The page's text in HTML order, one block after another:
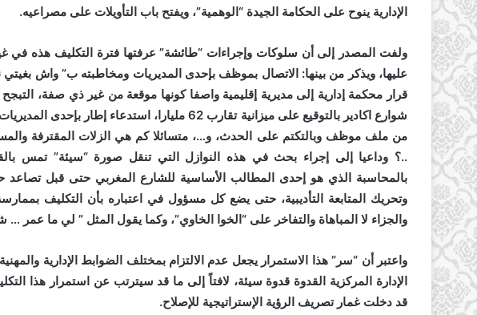
الإدارية ينوح على الحكامة الجيدة “الوهمية”، ويفتح باب التأويلات على مصراعيه.
ولفت المصدر إلى أن سلوكات وإجراءات “طائشة” عرفتها فترة التكليف هذه في
عليها، ويذكر من بينها: الاتصال بموظف بإحدى المديريات ومخاطبته ب” واش
قرار محكمة إدارية إلى مديرية إقليمية واصفا كونها موقعة من غير ذي صفة،
شوارع اكادير بالتوقيع على ميزانية تقارب 62 مليارا،
من ملف موظف وبالتكتم على الحدث، و…، متسائلا كم هي الزلات المقترفة
..؟ وداعيا إلى إجراء بحث في هذه النوازل التي تنقل صورة “سيئة” تمس
بالمحاسبة الذي هو إحدى المطالب الأساسية للشارع المغربي حتى قبل تصاعد
وتحريك المتابعة التأديبية، حتى يضع كل مسؤول في اعتباره بأن التكليف
والجزاء لا المباهاة والتفاخر على “الخوا الخاوي”، وكما يقول المثل ” لي ما عمر …
واعتبر أن “سر” هذا الاستمرار يجعل عدم الالتزام بمختلف الضوابط الإدارية
الإدارة المركزية القدوة قدوة سيئة، لافتاً إلى ما قد سيترتب عن استمرار هذا
قد دخلت غمار تصريف الرؤية الإستراتيجية للإصلاح.